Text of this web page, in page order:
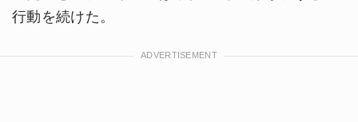
行動を続けた。